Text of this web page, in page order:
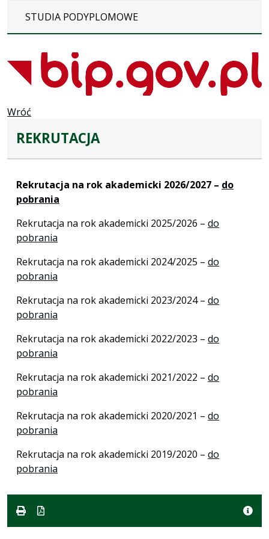
STUDIA PODYPLOMOWE
Wróć
REKRUTACJA
Rekrutacja na rok akademicki 2026/2027 – do
pobrania
Rekrutacja na rok akademicki 2025/2026 – do
pobrania
Rekrutacja na rok akademicki 2024/2025 – do
pobrania
Rekrutacja na rok akademicki 2023/2024 – do
pobrania
Rekrutacja na rok akademicki 2022/2023 – do
pobrania
Rekrutacja na rok akademicki 2021/2022 – do
pobrania
Rekrutacja na rok akademicki 2020/2021 – do
pobrania
Rekrutacja na rok akademicki 2019/2020 – do
pobrania